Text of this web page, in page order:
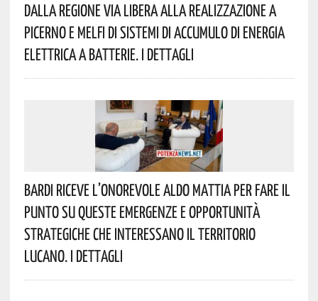
Dalla Regione Via Libera Alla Realizzazione A
Picerno E Melfi Di Sistemi Di Accumulo Di Energia
Elettrica A Batterie. I Dettagli
Bardi Riceve L’onorevole Aldo Mattia Per Fare Il
Punto Su Queste Emergenze E Opportunità
Strategiche Che Interessano Il Territorio
Lucano. I Dettagli